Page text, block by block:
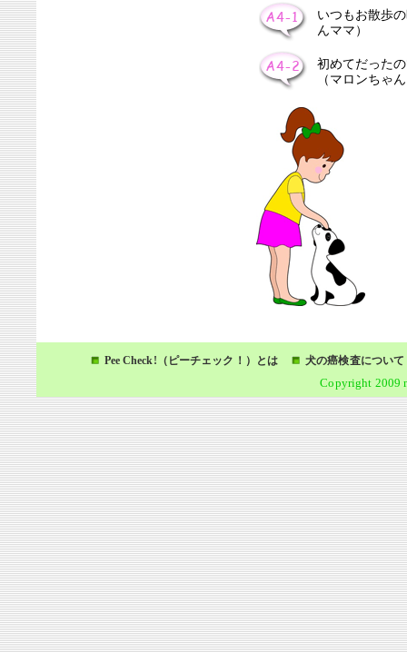
いつもお散歩
んママ）
初めてだった
（マロンちゃ
Pee Check!（ピーチェック！）とは 犬の癌検査について
Copyright 2009